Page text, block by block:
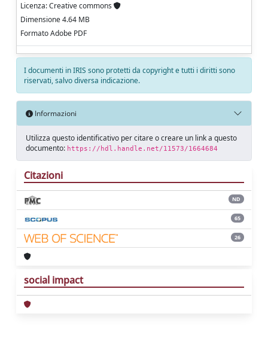
Licenza: Creative commons
Dimensione 4.64 MB
Formato Adobe PDF
I documenti in IRIS sono protetti da copyright e tutti i diritti sono
riservati, salvo diversa indicazione.
Informazioni
Utilizza questo identificativo per citare o creare un link a questo
documento: https://hdl.handle.net/11573/1664684
Citazioni
ND
65
26
social impact